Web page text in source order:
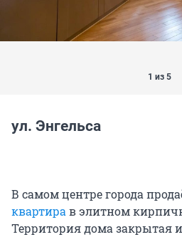
1 из 5
ул. Энгельса
В самом центре города
квартирав элитном
Территория дома закрытая